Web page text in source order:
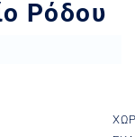
Ρόδου